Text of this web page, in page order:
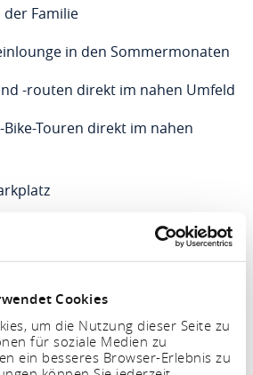
Cookies
um die Nutzung dieser Seite zu
für soziale Medien zu
ein besseres Browser-Erlebnis zu
Familie
in den Sommermonaten
-routen direkt im nahen Umfeld
Bike-Touren direkt im nahen
Unterstellmöglichkeit für
Lan im ganzen Haus
Uhr möglich. Wenn Ihre
sollte, bitten wir Sie höflichst